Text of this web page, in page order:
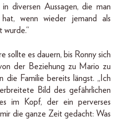
diversen Aussagen, die man
wenn wieder jemand als
wurde.“
sollte es dauern, bis Ronny sich
der Beziehung zu Mario zu
die Familie bereits längst. „Ich
Bild des gefährlichen
im Kopf, der ein perverses
die ganze Zeit gedacht: Was